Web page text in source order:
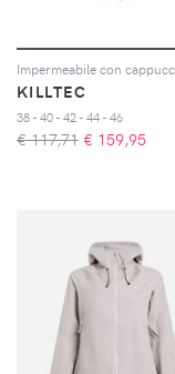
KILLTEC
38 - 40 - 42 - 44 - 46
€ 117,71 € 159,95